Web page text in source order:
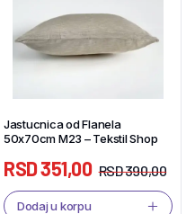
Jastucnica od Flanela
50x70cm M23 – Tekstil Shop
RSD390,00
RSD351,00
Dodaj u korpu